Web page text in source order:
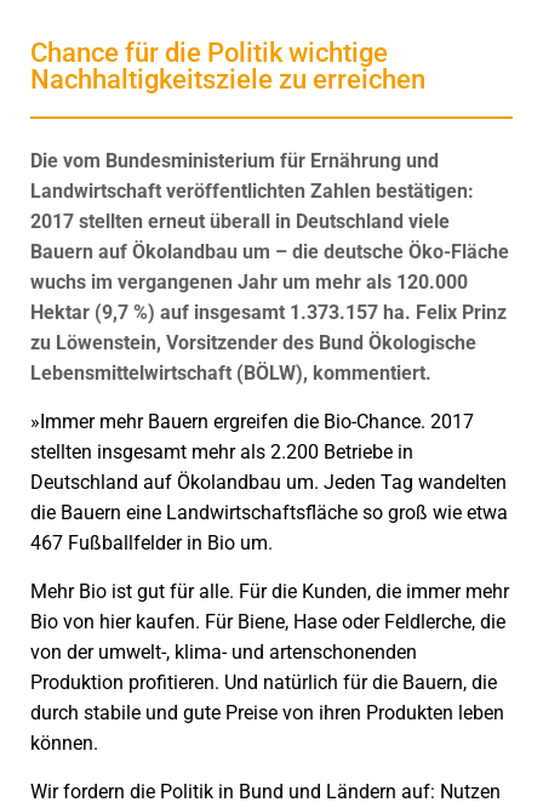
Chance für die Politik wichtige
Nachhaltigkeitsziele zu erreichen
Die vom Bundesministerium für Ernährung und
Landwirtschaft veröffentlichten Zahlen bestätigen:
2017 stellten erneut überall in Deutschland viele
Bauern auf Ökolandbau um – die deutsche Öko-Fläche
wuchs im vergangenen Jahr um mehr als 120.000
Hektar (9,7 %) auf insgesamt 1.373.157 ha. Felix Prinz
zu Löwenstein, Vorsitzender des Bund Ökologische
Lebensmittelwirtschaft (BÖLW), kommentiert.
»Immer mehr Bauern ergreifen die Bio-Chance. 2017
stellten insgesamt mehr als 2.200 Betriebe in
Deutschland auf Ökolandbau um. Jeden Tag wandelten
die Bauern eine Landwirtschaftsfläche so groß wie etwa
467 Fußballfelder in Bio um.
Mehr Bio ist gut für alle. Für die Kunden, die immer mehr
Bio von hier kaufen. Für Biene, Hase oder Feldlerche, die
von der umwelt-, klima- und artenschonenden
Produktion profitieren. Und natürlich für die Bauern, die
durch stabile und gute Preise von ihren Produkten leben
können.
Wir fordern die Politik in Bund und Ländern auf: Nutzen